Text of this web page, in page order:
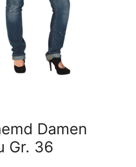
Damen
Gr. 36